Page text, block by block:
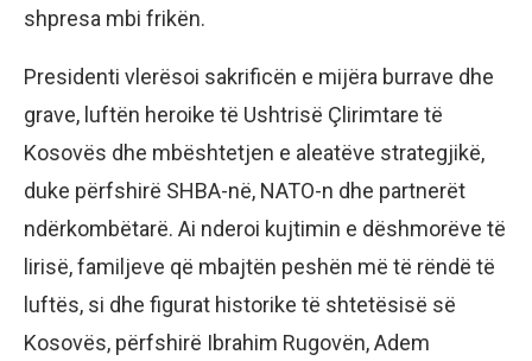
shpresa mbi frikën.
Presidenti vlerësoi sakrificën e mijëra burrave dhe
grave, luftën heroike të Ushtrisë Çlirimtare të
Kosovës dhe mbështetjen e aleatëve strategjikë,
duke përfshirë SHBA-në, NATO-n dhe partnerët
ndërkombëtarë. Ai nderoi kujtimin e dëshmorëve të
lirisë, familjeve që mbajtën peshën më të rëndë të
luftës, si dhe figurat historike të shtetësisë së
Kosovës, përfshirë Ibrahim Rugovën, Adem